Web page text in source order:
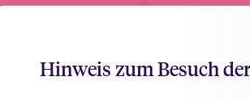
Hinweis zum Besuch